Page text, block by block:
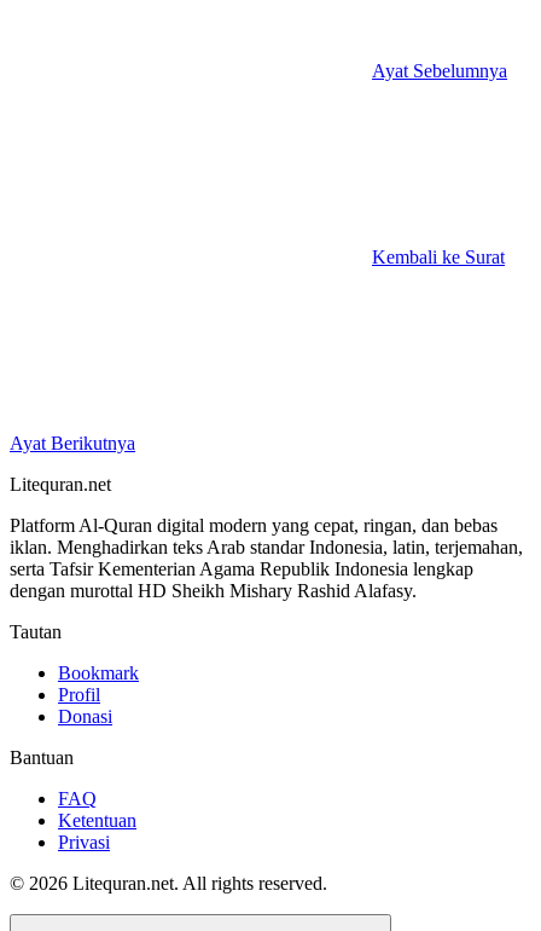
Ayat Sebelumnya
Kembali ke Surat
Ayat Berikutnya
Litequran.net
Platform Al-Quran digital modern yang cepat, ringan, dan bebas
iklan. Menghadirkan teks Arab standar Indonesia, latin, terjemahan,
serta Tafsir Kementerian Agama Republik Indonesia lengkap
dengan murottal HD Sheikh Mishary Rashid Alafasy.
Tautan
Bookmark
Profil
Donasi
Bantuan
FAQ
Ketentuan
Privasi
© 2026 Litequran.net. All rights reserved.